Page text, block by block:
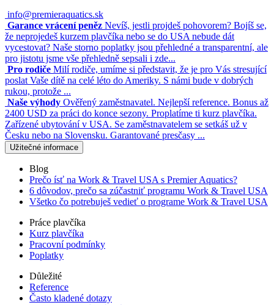
info@premieraquatics.sk
Garance vrácení peněz Nevíš, jestli projdeš pohovorem? Bojíš se,
že neprojedeš kurzem plavčíka nebo se do USA nebude dát
vycestovat? Naše storno poplatky jsou přehledné a transparentní, ale
pro jistotu jsme vše přehledně sepsali i zde...
Pro rodiče Milí rodiče, umíme si představit, že je pro Vás stresující
poslat Vaše dítě na celé léto do Ameriky. S námi bude v dobrých
rukou, protože ...
Naše výhody Ověřený zaměstnavatel. Nejlepší reference. Bonus až
2400 USD za práci do konce sezony. Proplatíme ti kurz plavčíka.
Zařízené ubytování v USA. Se zaměstnavatelem se setkáš už v
Česku nebo na Slovensku. Garantované presčasy ...
Užitečné informace
Blog
Prečo ísť na Work & Travel USA s Premier Aquatics?
6 dôvodov, prečo sa zúčastniť programu Work & Travel USA
Všetko čo potrebuješ vedieť o programe Work & Travel USA
Práce plavčíka
Kurz plavčíka
Pracovní podmínky
Poplatky
Důležité
Reference
Často kladené dotazy